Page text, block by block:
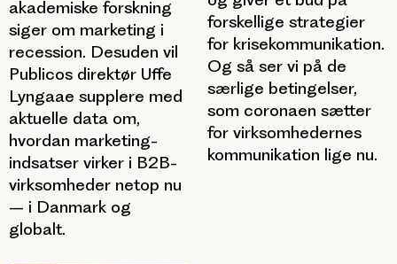
akademiske forskning
siger om marketing i
recession. Desuden vil
Publicos direktør Uffe
Lyngaae supplere med
aktuelle data om,
hvordan marketing-
indsatser virker i B2B-
virksomheder netop nu
– i Danmark og
globalt.
forskellige strategier
for krisekommunikation.
Og så ser vi på de
særlige betingelser,
som coronaen sætter
for virksomhedernes
kommunikation lige nu.